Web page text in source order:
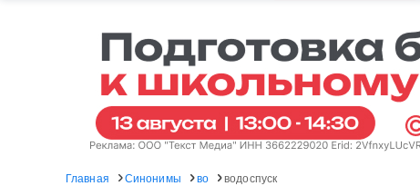
Главная Синонимы во водоспуск